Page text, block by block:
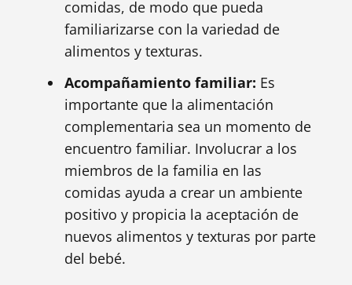
comidas, de modo que pueda
familiarizarse con la variedad de
alimentos y texturas.
Acompañamiento familiar: Es
importante que la alimentación
complementaria sea un momento de
encuentro familiar. Involucrar a los
miembros de la familia en las
comidas ayuda a crear un ambiente
positivo y propicia la aceptación de
nuevos alimentos y texturas por parte
del bebé.